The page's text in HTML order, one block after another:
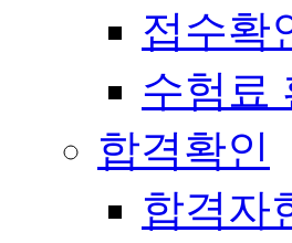
접수확
수험료
합격확인
합격자